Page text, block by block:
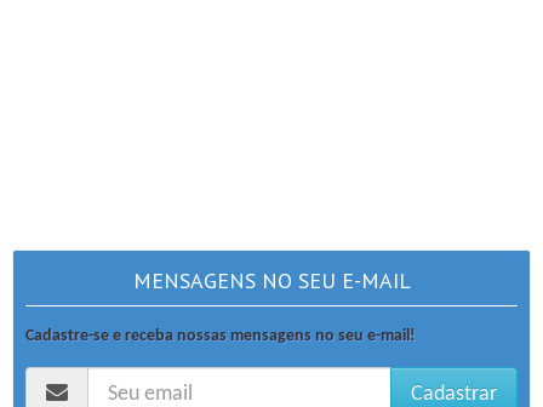
MENSAGENS NO SEU E-MAIL
Cadastre-se e receba nossas mensagens no seu e-mail!
Cadastrar